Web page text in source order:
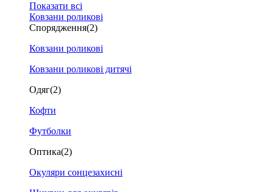
Показати всі
Ковзани роликові
Спорядження(2)
Ковзани роликові
Ковзани роликові дитячі
Одяг(2)
Кофти
Футболки
Оптика(2)
Окуляри сонцезахисні